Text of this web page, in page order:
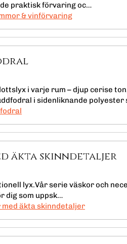
praktisk förvaring oc…
& vinförvaring
i varje rum – djup cerise
i sidenliknande polyester
äkta skinndetaljer
lyx.Vår serie väskor och
dig som uppsk…
med äkta skinndetaljer